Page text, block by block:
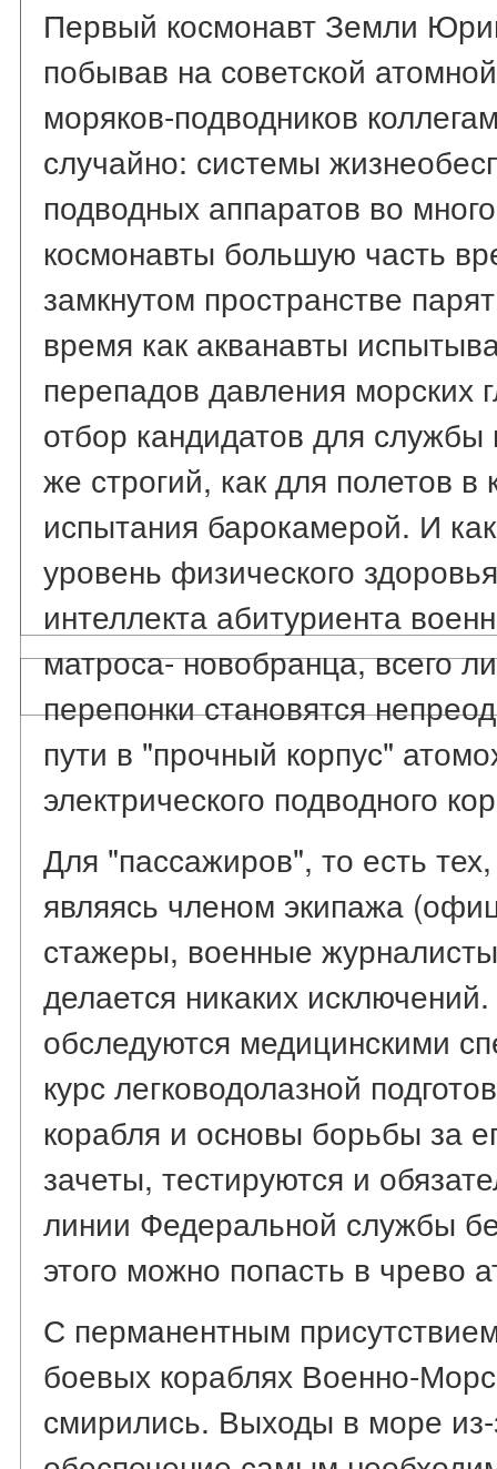
Первый космонавт Земли
побывав на советской
моряков-подводников
случайно: системы
подводных аппаратов во
космонавты большую часть
замкнутом пространстве
время как акванавты
перепадов давления морских
отбор кандидатов для службы
же строгий, как для полетов в
испытания барокамерой. И
уровень физического
интеллекта абитуриента
матроса- новобранца, всего
перепонки становятся
пути в "прочный корпус"
электрического подводного
Для "пассажиров", то есть
являясь членом экипажа
стажеры, военные
делается никаких
обследуются медицинскими
курс легководолазной
корабля и основы борьбы за
зачеты, тестируются и
линии Федеральной службы
этого можно попасть в чрево
С перманентным
боевых кораблях Военно-
смирились. Выходы в море из-